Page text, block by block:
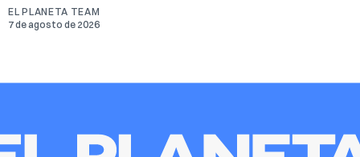
EL PLANETA TEAM
7 de agosto de 2026